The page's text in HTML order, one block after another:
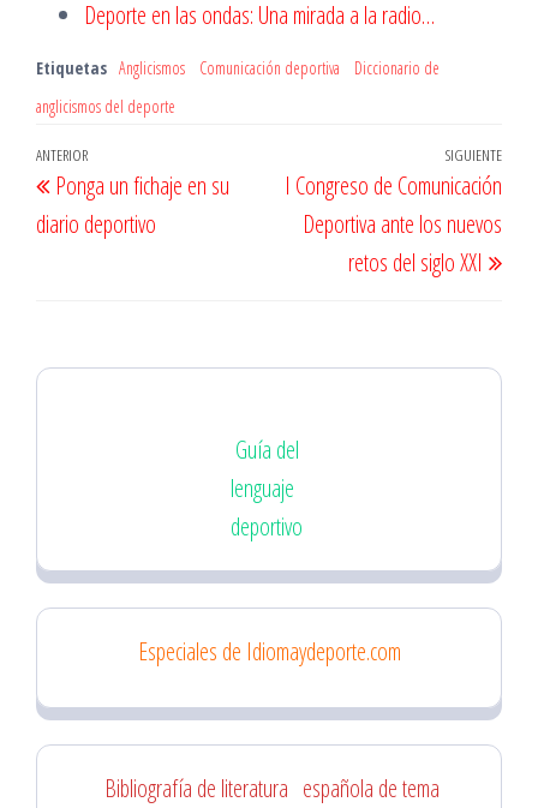
Deporte en las ondas: Una mirada a la radio…
Etiquetas Anglicismos Comunicación deportiva
Diccionario de
anglicismos del deporte
Navegación
de
entradas
Entrada
anterior
ANTERIOR
Ponga un fichaje en su
diario deportivo
SIGUIENTE
I Congreso de Comunicación
Deportiva ante los nuevos
retos del siglo XXI
Guía del
lenguaje
deportivo
Especiales de Idiomaydeporte.com
Bibliografía de literatura española de tema